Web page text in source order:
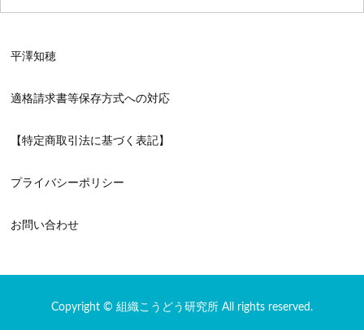
平澤知穂
適格請求書等保存方式への対応
【特定商取引法に基づく表記】
プライバシーポリシー
お問い合わせ
Copyright © 組織こうどう研究所 All rights reserved.